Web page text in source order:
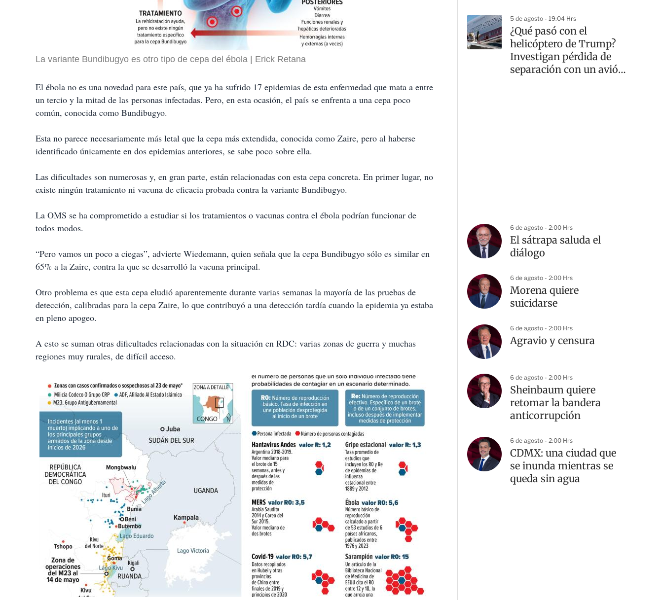
La variante Bundibugyo es otro tipo de cepa del ébola Erick Retana
El ébola no es una novedad para este país, que ya ha sufrido 17 epidemias de esta enfermedad que mata a entre
un tercio y la mitad de las personas infectadas. Pero, en esta ocasión, el país se enfrenta a una cepa poco
común, conocida como Bundibugyo.
Esta no parece necesariamente más letal que la cepa más extendida, conocida como Zaire, pero al haberse
identificado únicamente en dos epidemias anteriores, se sabe poco sobre ella.
Las dificultades son numerosas y, en gran parte, están relacionadas con esta cepa concreta. En primer lugar, no
existe ningún tratamiento ni vacuna de eficacia probada contra la variante Bundibugyo.
La OMS se ha comprometido a estudiar si los tratamientos o vacunas contra el ébola podrían funcionar de
todos modos.
“Pero vamos un poco a ciegas”, advierte Wiedemann, quien señala que la cepa Bundibugyo sólo es similar en
65% a la Zaire, contra la que se desarrolló la vacuna principal.
Otro problema es que esta cepa eludió aparentemente durante varias semanas la mayoría de las pruebas de
detección, calibradas para la cepa Zaire, lo que contribuyó a una detección tardía cuando la epidemia ya estaba
en pleno apogeo.
A esto se suman otras dificultades relacionadas con la situación en RDC: varias zonas de guerra y muchas
regiones muy rurales, de difícil acceso.
5 de agosto - 19:04 Hrs
¿Qué pasó con el
helicóptero de Trump?
Investigan pérdida de
separación con un avión
6 de agosto - 2:00 Hrs
El sátrapa saluda el
diálogo
6 de agosto - 2:00 Hrs
Morena quiere
suicidarse
6 de agosto - 2:00 Hrs
Agravio y censura
6 de agosto - 2:00 Hrs
Sheinbaum quiere
retomar la bandera
anticorrupción
6 de agosto - 2:00 Hrs
CDMX: una ciudad que
se inunda mientras se
queda sin agua